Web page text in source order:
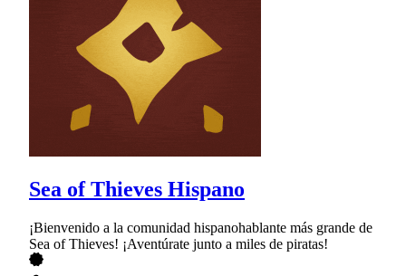
Sea of Thieves Hispano
¡Bienvenido a la comunidad hispanohablante más grande de
Sea of Thieves! ¡Aventúrate junto a miles de piratas!